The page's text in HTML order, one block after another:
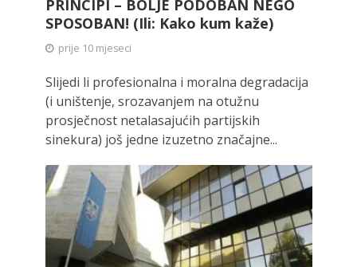
PRINCIPI – BOLJE PODOBAN NEGO
SPOSOBAN! (Ili: Kako kum kaže)
prije 10 mjeseci
Slijedi li profesionalna i moralna degradacija
(i uništenje, srozavanjem na otužnu
prosječnost netalasajućih partijskih
sinekura) još jedne izuzetno značajne...